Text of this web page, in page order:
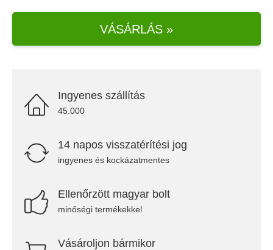
VÁSÁRLÁS »
Ingyenes szállítás
45.000
14 napos visszatérítési jog
ingyenes és kockázatmentes
Ellenőrzött magyar bolt
minőségi termékekkel
Vásároljon bármikor